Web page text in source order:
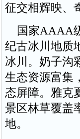
征交相辉映、
国家AAAA
纪古冰川地质
冰川。奶子沟
生态资源富集
态屏障。雅克
景区林草覆盖
地。